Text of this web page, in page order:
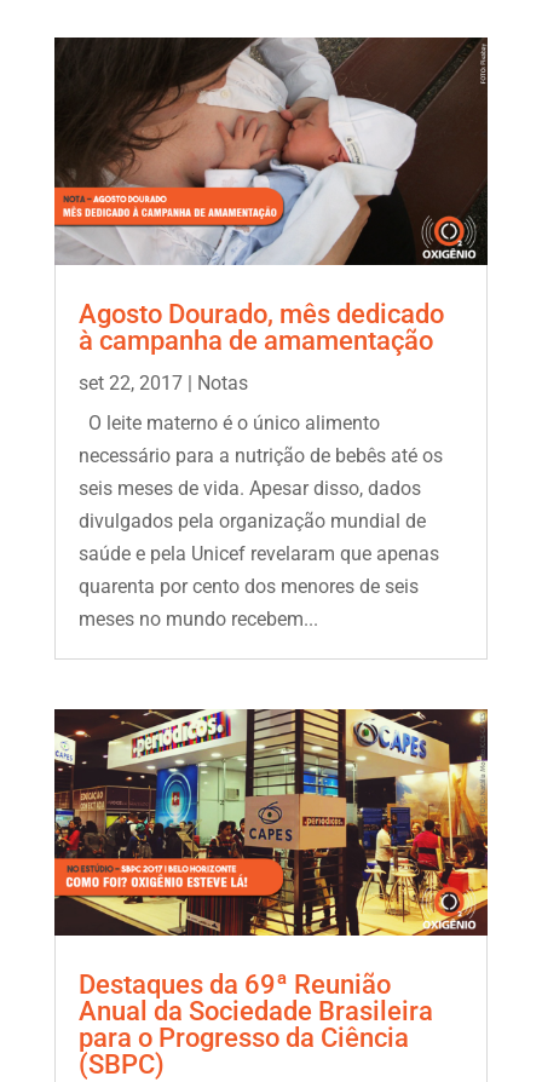
Agosto Dourado, mês dedicado
à campanha de amamentação
set 22, 2017| Notas
O leite materno é o único alimento
necessário para a nutrição de bebês até os
seis meses de vida. Apesar disso, dados
divulgados pela organização mundial de
saúde e pela Unicef revelaram que apenas
quarenta por cento dos menores de seis
meses no mundo recebem...
Destaques da 69ª Reunião
Anual da Sociedade Brasileira
para o Progresso da Ciência
(SBPC)